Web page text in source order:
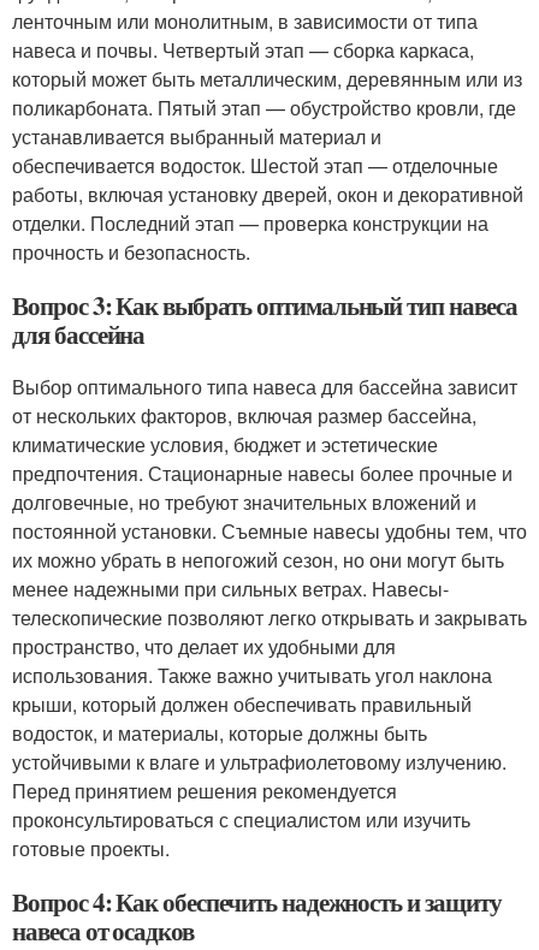
ленточным или монолитным, в зависимости от типа
навеса и почвы. Четвертый этап — сборка каркаса,
который может быть металлическим, деревянным или из
поликарбоната. Пятый этап — обустройство кровли, где
устанавливается выбранный материал и
обеспечивается водосток. Шестой этап — отделочные
работы, включая установку дверей, окон и декоративной
отделки. Последний этап — проверка конструкции на
прочность и безопасность.
Вопрос 3: Как выбрать оптимальный тип навеса
для бассейна
Выбор оптимального типа навеса для бассейна зависит
от нескольких факторов, включая размер бассейна,
климатические условия, бюджет и эстетические
предпочтения. Стационарные навесы более прочные и
долговечные, но требуют значительных вложений и
постоянной установки. Съемные навесы удобны тем, что
их можно убрать в непогожий сезон, но они могут быть
менее надежными при сильных ветрах. Навесы-
телескопические позволяют легко открывать и закрывать
пространство, что делает их удобными для
использования. Также важно учитывать угол наклона
крыши, который должен обеспечивать правильный
водосток, и материалы, которые должны быть
устойчивыми к влаге и ультрафиолетовому излучению.
Перед принятием решения рекомендуется
проконсультироваться с специалистом или изучить
готовые проекты.
Вопрос 4: Как обеспечить надежность и защиту
навеса от осадков